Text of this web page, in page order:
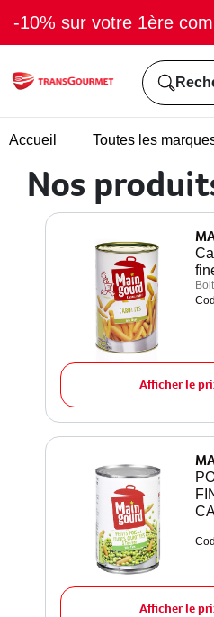
-10% sur votre 1ère
Accueil Toutes les
Nos
Afficher le
Afficher le